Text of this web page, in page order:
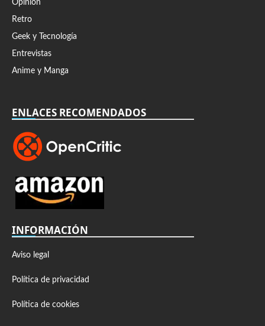
Opinión
Retro
Geek y Tecnología
Entrevistas
Anime y Manga
ENLACES RECOMENDADOS
INFORMACIÓN
Aviso legal
Política de privacidad
Política de cookies